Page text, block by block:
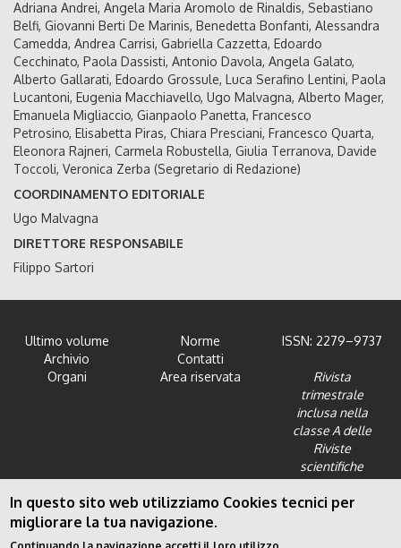
Adriana Andrei, Angela Maria Aromolo de Rinaldis, Sebastiano
Belfi, Giovanni Berti De Marinis, Benedetta Bonfanti, Alessandra
Camedda, Andrea Carrisi, Gabriella Cazzetta, Edoardo
Cecchinato, Paola Dassisti, Antonio Davola, Angela Galato,
Alberto Gallarati, Edoardo Grossule, Luca Serafino Lentini, Paola
Lucantoni, Eugenia Macchiavello, Ugo Malvagna, Alberto Mager,
Emanuela Migliaccio, Gianpaolo Panetta, Francesco
Petrosino, Elisabetta Piras, Chiara Presciani, Francesco Quarta,
Eleonora Rajneri, Carmela Robustella, Giulia Terranova, Davide
Toccoli, Veronica Zerba (Segretario di Redazione)
COORDINAMENTO EDITORIALE
Ugo Malvagna
DIRETTORE RESPONSABILE
Filippo Sartori
Ultimo volume
Archivio
Organi
Norme
Contatti
Area riservata
ISSN: 2279–9737
Rivista
trimestrale
inclusa nella
classe A delle
Riviste
scientifiche
dell'Area 12 -
Scienze giuridiche
In questo sito web utilizziamo Cookies tecnici per
migliorare la tua navigazione.